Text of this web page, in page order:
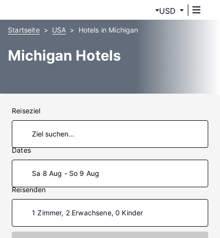
USD
Startseite USA Hotels in Michigan
Michigan Hotels
Reiseziel
Dates
Sa 8 Aug - So 9 Aug
Reisenden
1 Zimmer, 2 Erwachsene, 0 Kinder